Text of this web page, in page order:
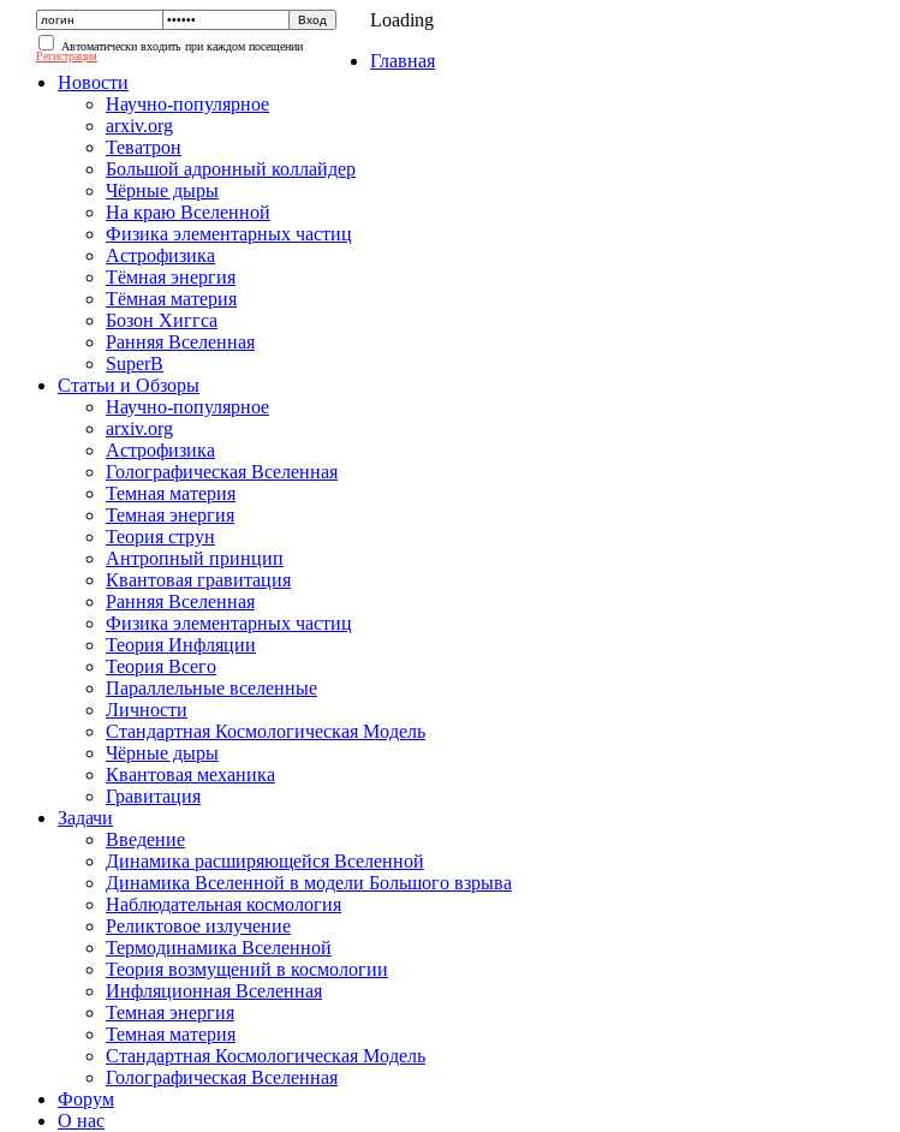
Автоматически входить при каждом посещении
Регистрация
Loading
Главная
Новости
Научно-популярное
arxiv.org
Теватрон
Большой адронный коллайдер
Чёрные дыры
На краю Вселенной
Физика элементарных частиц
Астрофизика
Тёмная энергия
Тёмная материя
Бозон Хиггса
Ранняя Вселенная
SuperB
Статьи и Обзоры
Научно-популярное
arxiv.org
Астрофизика
Голографическая Вселенная
Темная материя
Темная энергия
Теория струн
Антропный принцип
Квантовая гравитация
Ранняя Вселенная
Физика элементарных частиц
Теория Инфляции
Теория Всего
Параллельные вселенные
Личности
Стандартная Космологическая Модель
Чёрные дыры
Квантовая механика
Гравитация
Задачи
Введение
Динамика расширяющейся Вселенной
Динамика Вселенной в модели Большого взрыва
Наблюдательная космология
Реликтовое излучение
Термодинамика Вселенной
Теория возмущений в космологии
Инфляционная Вселенная
Темная энергия
Темная материя
Стандартная Космологическая Модель
Голографическая Вселенная
Форум
О нас